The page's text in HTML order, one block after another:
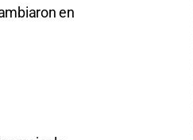
en